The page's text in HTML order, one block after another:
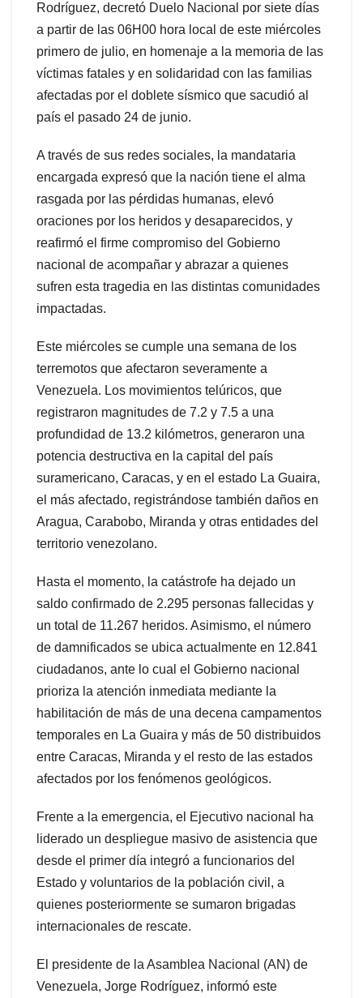
Rodríguez, decretó Duelo Nacional por siete días
a partir de las 06H00 hora local de este miércoles
primero de julio, en homenaje a la memoria de las
víctimas fatales y en solidaridad con las familias
afectadas por el doblete sísmico que sacudió al
país el pasado 24 de junio.
A través de sus redes sociales, la mandataria
encargada expresó que la nación tiene el alma
rasgada por las pérdidas humanas, elevó
oraciones por los heridos y desaparecidos, y
reafirmó el firme compromiso del Gobierno
nacional de acompañar y abrazar a quienes
sufren esta tragedia en las distintas comunidades
impactadas.
Este miércoles se cumple una semana de los
terremotos que afectaron severamente a
Venezuela. Los movimientos telúricos, que
registraron magnitudes de 7.2 y 7.5 a una
profundidad de 13.2 kilómetros, generaron una
potencia destructiva en la capital del país
suramericano, Caracas, y en el estado La Guaira,
el más afectado, registrándose también daños en
Aragua, Carabobo, Miranda y otras entidades del
territorio venezolano.
Hasta el momento, la catástrofe ha dejado un
saldo confirmado de 2.295 personas fallecidas y
un total de 11.267 heridos. Asimismo, el número
de damnificados se ubica actualmente en 12.841
ciudadanos, ante lo cual el Gobierno nacional
prioriza la atención inmediata mediante la
habilitación de más de una decena campamentos
temporales en La Guaira y más de 50 distribuidos
entre Caracas, Miranda y el resto de las estados
afectados por los fenómenos geológicos.
Frente a la emergencia, el Ejecutivo nacional ha
liderado un despliegue masivo de asistencia que
desde el primer día integró a funcionarios del
Estado y voluntarios de la población civil, a
quienes posteriormente se sumaron brigadas
internacionales de rescate.
El presidente de la Asamblea Nacional (AN) de
Venezuela, Jorge Rodríguez, informó este